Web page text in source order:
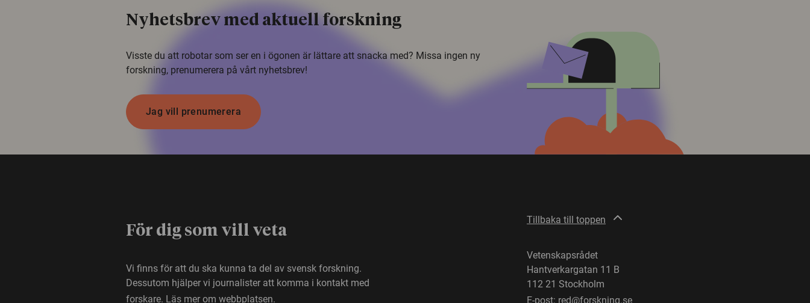
Nyhetsbrev med aktuell forskning
Visste du att robotar som ser en i ögonen är lättare att snacka med? Missa ingen ny
forskning, prenumerera på vårt nyhetsbrev!
Jag vill prenumerera
För dig som vill veta
Vi finns för att du ska kunna ta del av svensk forskning.
Dessutom hjälper vi journalister att komma i kontakt med
forskare. Läs mer om webbplatsen.
Tillbaka till toppen
Vetenskapsrådet
Hantverkargatan 11 B
112 21 Stockholm
E-post: red@forskning.se